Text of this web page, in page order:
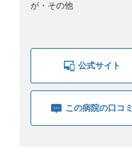
が・その他
公式サイト
この病院の口コミ